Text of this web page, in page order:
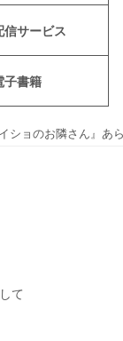
信サービス
子書籍
ショのお隣さん』あ
て